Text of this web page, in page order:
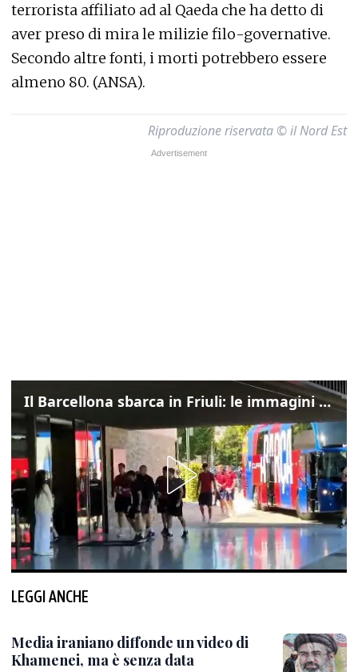
terrorista affiliato ad al Qaeda che ha detto di
aver preso di mira le milizie filo-governative.
Secondo altre fonti, i morti potrebbero essere
almeno 80. (ANSA).
Riproduzione riservata © il Nord Est
Il Barcellona sbarca in Friuli: le immagini dell'arrivo in albergo
LEGGI ANCHE
Media iraniano diffonde un video di
Khamenei, ma è senza data